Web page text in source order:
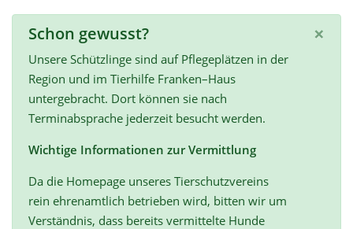
×
Schon gewusst?
Unsere Schützlinge sind auf Pflegeplätzen in der
Region und im Tierhilfe Franken–Haus
untergebracht. Dort können sie nach
Terminabsprache jederzeit besucht werden.
Wichtige Informationen zur Vermittlung
Da die Homepage unseres Tierschutzvereins
rein ehrenamtlich betrieben wird, bitten wir um
Verständnis, dass bereits vermittelte Hunde